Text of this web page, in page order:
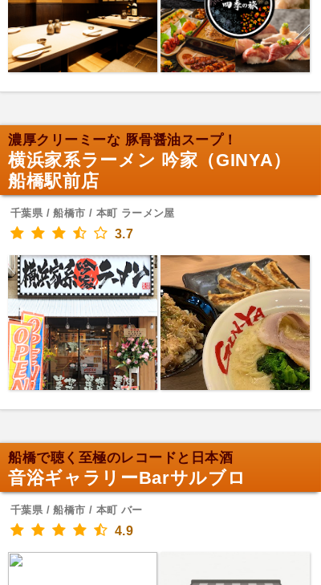
濃厚クリーミーな 豚骨醤油スープ！
横浜家系ラーメン 吟家（GINYA）
船橋駅前店
千葉県 / 船橋市 / 本町 ラーメン屋
3.7
船橋で聴く至極のレコードと日本酒
音浴ギャラリーBarサルブロ
千葉県 / 船橋市 / 本町 バー
4.9